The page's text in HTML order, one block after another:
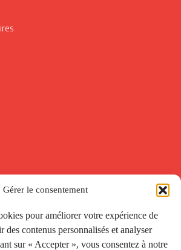
Gérer le consentement
pour améliorer votre expérience de
des contenus personnalisés et analyser
sur « Accepter », vous consentez à notre
vente
Côté Courrier